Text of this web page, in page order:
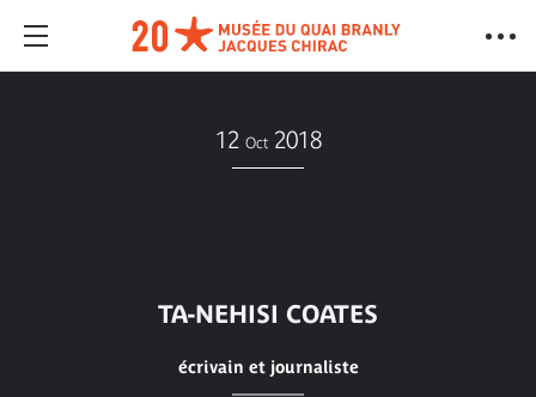
12 Oct 2018
TA-NEHISI COATES
écrivain et journaliste